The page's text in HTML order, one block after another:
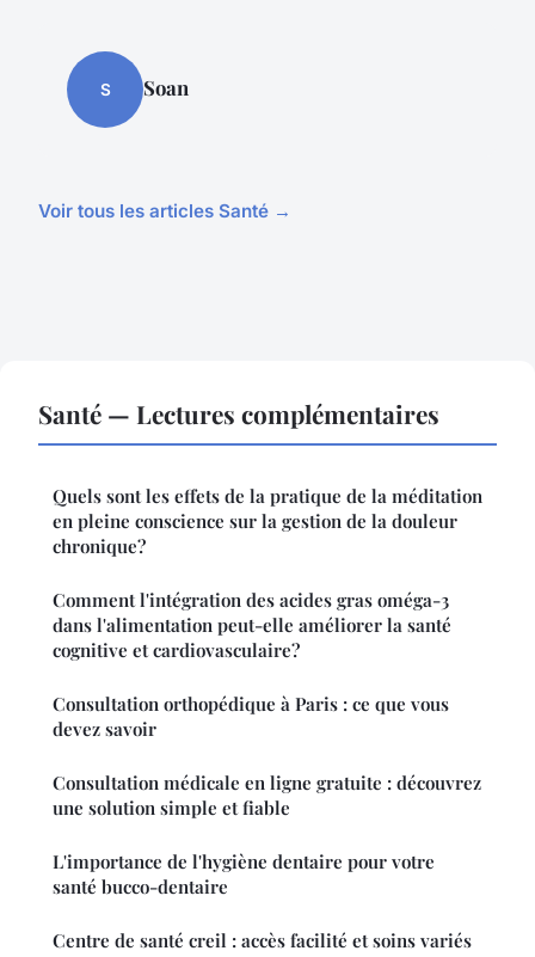
S Soan
Voir tous les articles Santé →
Santé — Lectures complémentaires
Quels sont les effets de la pratique de la méditation
en pleine conscience sur la gestion de la douleur
chronique?
Comment l'intégration des acides gras oméga-3
dans l'alimentation peut-elle améliorer la santé
cognitive et cardiovasculaire?
Consultation orthopédique à Paris : ce que vous
devez savoir
Consultation médicale en ligne gratuite : découvrez
une solution simple et fiable
L'importance de l'hygiène dentaire pour votre
santé bucco-dentaire
Centre de santé creil : accès facilité et soins variés